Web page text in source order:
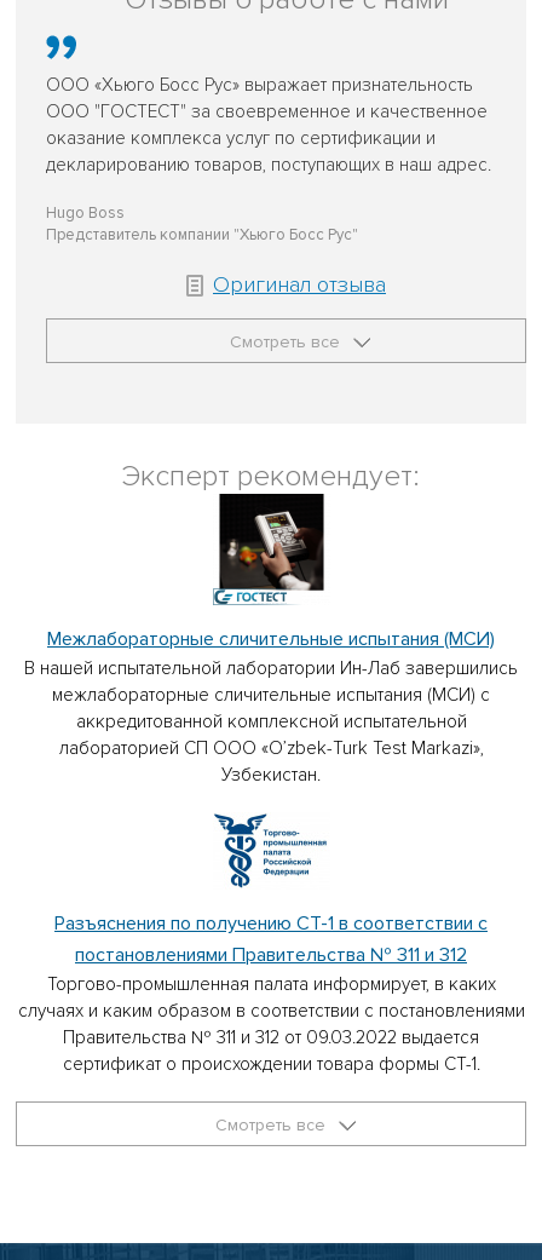
ООО «Хьюго Босс Рус» выражает признательность
ООО "ГОСТЕСТ" за своевременное и качественное
оказание комплекса услуг по сертификации и
декларированию товаров, поступающих в наш адрес.
Hugo Boss
Представитель компании "Хьюго Босс Рус"
Оригинал отзыва
Смотреть все
Эксперт рекомендует:
Межлабораторные сличительные испытания (МСИ)
В нашей испытательной лаборатории Ин-Лаб завершились
межлабораторные сличительные испытания (МСИ) с
аккредитованной комплексной испытательной
лабораторией СП ООО «O’zbek-Turk Test Markazi»,
Узбекистан.
Разъяснения по получению СТ-1 в соответствии с
постановлениями Правительства № 311 и 312
Торгово-промышленная палата информирует, в каких
случаях и каким образом в соответствии с постановлениями
Правительства № 311 и 312 от 09.03.2022 выдается
сертификат о происхождении товара формы СТ-1.
Смотреть все